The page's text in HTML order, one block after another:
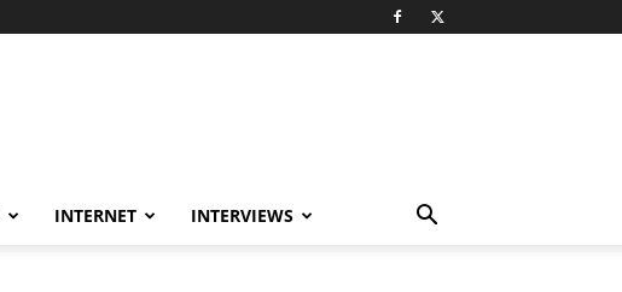
INTERNET INTERVIEWS